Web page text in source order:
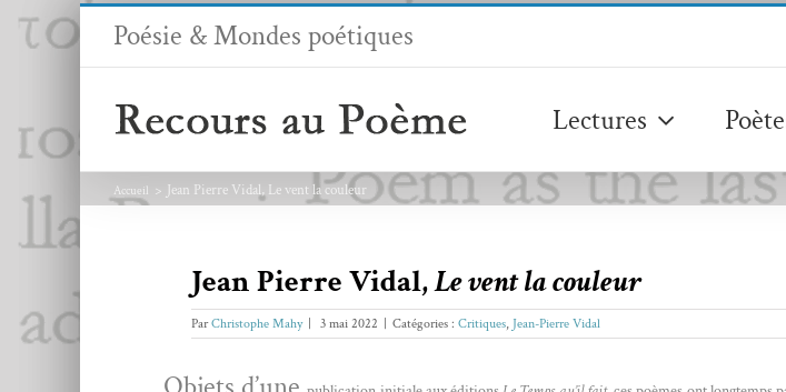
Passer
Poésie & Mondes poétiques
Lectures
Accueil Jean Pierre Vidal, Le vent la couleur
Jean Pierre Vidal,Le vent la couleur
ParChristophe Mahy 3 mai 2022 Catégories : Critiques, Jean-Pierre Vidal